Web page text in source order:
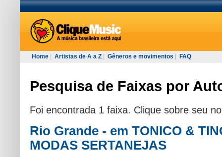
Home Artistas de A a Z Gêneros e movimentos FAQ
Pesquisa de Faixas por
Foi encontrada 1 faixa. Clique sobre seu
Rio Grande - em TONICO &
MODAS SERTANEJAS